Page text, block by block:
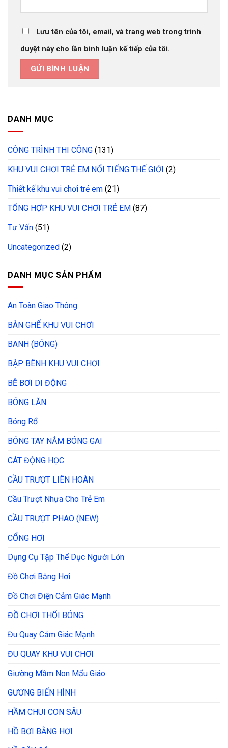
Lưu tên của tôi, email, và trang web trong trình
duyệt này cho lần bình luận kế tiếp của tôi.
DANH MỤC
CÔNG TRÌNH THI CÔNG (131)
KHU VUI CHƠI TRẺ EM NỔI TIẾNG THẾ GIỚI (2)
Thiết kế khu vui chơi trẻ em (21)
TỔNG HỢP KHU VUI CHƠI TRẺ EM (87)
Tư Vấn (51)
Uncategorized (2)
DANH MỤC SẢN PHẨM
An Toàn Giao Thông
BÀN GHẾ KHU VUI CHƠI
BANH (BÓNG)
BẬP BÊNH KHU VUI CHƠI
BỄ BƠI DI ĐỘNG
BÓNG LĂN
Bóng Rổ
BÓNG TAY NẮM BÓNG GAI
CÁT ĐỘNG HỌC
CẦU TRƯỢT LIÊN HOÀN
Cầu Trượt Nhựa Cho Trẻ Em
CẦU TRƯỢT PHAO (NEW)
CỔNG HƠI
Dụng Cụ Tập Thể Dục Người Lớn
Đồ Chơi Bằng Hơi
Đồ Chơi Điện Cảm Giác Mạnh
ĐỒ CHƠI THỔI BÓNG
Đu Quay Cảm Giác Mạnh
ĐU QUAY KHU VUI CHƠI
Giường Mầm Non Mẩu Giáo
GƯƠNG BIẾN HÌNH
HẦM CHUI CON SÂU
HỒ BƠI BẰNG HƠI